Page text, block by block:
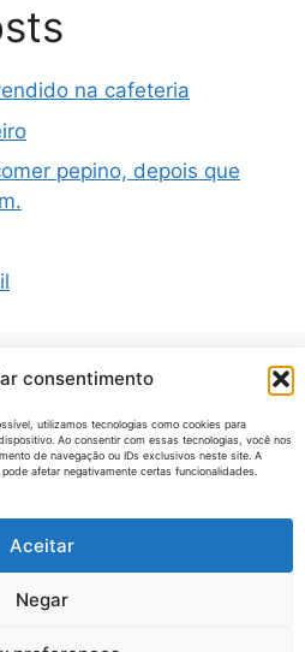
consentimento
utilizamos tecnologias como cookies para
Ao consentir com essas tecnologias, você nos
de navegação ou IDs exclusivos neste site. A
afetar negativamente certas funcionalidades.
Aceitar
Negar
na cafeteria
pepino, depois que
mostrar.
• Built with